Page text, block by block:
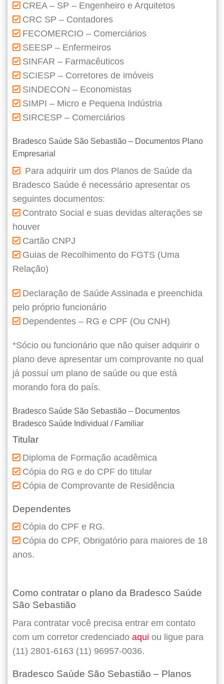
CREA – SP – Engenheiro e Arquitetos
CRC SP – Contadores
FECOMERCIO – Comerciários
SEESP – Enfermeiros
SINFAR – Farmacêuticos
SCIESP – Corretores de imóveis
SINDECON – Economistas
SIMPI – Micro e Pequena Indústria
SIRCESP – Comerciários
Bradesco Saúde São Sebastião – Documentos Plano
Empresarial
Para adquirir um dos Planos de Saúde da
Bradesco Saúde é necessário apresentar os
seguintes documentos:
Contrato Social e suas devidas alterações se
houver
Cartão CNPJ
Guias de Recolhimento do FGTS (Uma
Relação)
Declaração de Saúde Assinada e preenchida
pelo próprio funcionário
Dependentes – RG e CPF (Ou CNH)
*Sócio ou funcionário que não quiser adquirir o
plano deve apresentar um comprovante no qual
já possuí um plano de saúde ou que está
morando fora do país.
Bradesco Saúde São Sebastião – Documentos
Bradesco Saúde Individual / Familiar
Titular
Diploma de Formação acadêmica
Cópia do RG e do CPF do titular
Cópia de Comprovante de Residência
Dependentes
Cópia do CPF e RG.
Cópia do CPF, Obrigatório para maiores de 18
anos.
Como contratar o plano da Bradesco Saúde
São Sebastião
Para contratar você precisa entrar em contato
com um corretor credenciado aqui ou ligue para
(11) 2801-6163 (11) 96957-0036.
Bradesco Saúde São Sebastião – Planos